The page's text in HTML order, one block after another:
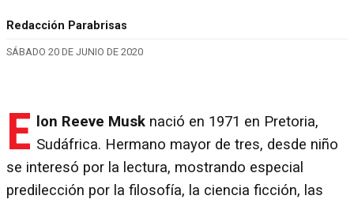
Redacción Parabrisas
SÁBADO 20 DE JUNIO DE 2020
E lon Reeve Musk nació en 1971 en Pretoria,
Sudáfrica. Hermano mayor de tres, desde niño
se interesó por la lectura, mostrando especial
predilección por la filosofía, la ciencia ficción, las